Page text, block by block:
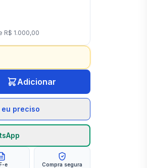
R$ 1.000,00
Adicionar
preciso
e Compra segura